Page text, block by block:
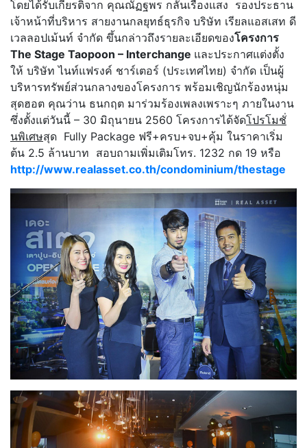
โดยได้รับเกียรติจาก คุณณัฏฐพร กลั่นเรืองแสง รองประธาน
เจ้าหน้าที่บริหาร สายงานกลยุทธ์ธุรกิจ บริษัท เรียลแอสเสท ดี
เวลลอปเม้นท์ จำกัด ขึ้นกล่าวถึงรายละเอียดของโครงการ
The Stage Taopoon – Interchange และประกาศแต่งตั้ง
ให้ บริษัท ไนท์แฟรงค์ ชาร์เตอร์ (ประเทศไทย) จำกัด เป็นผู้
บริหารทรัพย์ส่วนกลางของโครงการ พร้อมเชิญนักร้องหนุ่ม
สุดฮอต คุณว่าน ธนกฤต มาร่วมร้องเพลงเพราะๆ ภายในงาน
ซึ่งตั้งแต่วันนี้ – 30 มิถุนายน 2560 โครงการได้จัดโปรโมชั่
นพิเศษสุด Fully Package ฟรี+ครบ+จบ+คุ้ม ในราคาเริ่ม
ต้น 2.5 ล้านบาท สอบถามเพิ่มเติมโทร. 1232 กด 19 หรือ
http://www.realasset.co.th/condominium/thestage